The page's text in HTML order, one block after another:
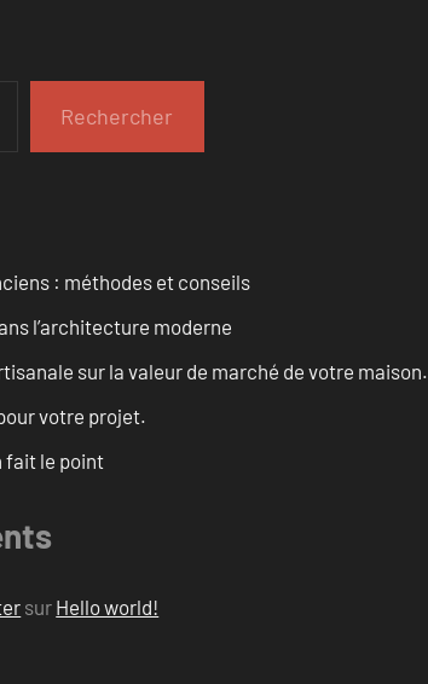
Rechercher
: méthodes et conseils
l’architecture moderne
sur la valeur de marché de votre maison.
votre projet.
fait le point
sur Hello world!